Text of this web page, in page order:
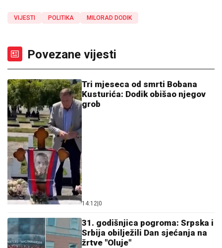
VIJESTI POLITIKA MILORAD DODIK
Povezane vijesti
Tri mjeseca od smrti Bobana
Kusturića: Dodik obišao njegov
grob
14:12|0
31. godišnjica pogroma: Srpska i
Srbija obilježili Dan sjećanja na
žrtve "Oluje"